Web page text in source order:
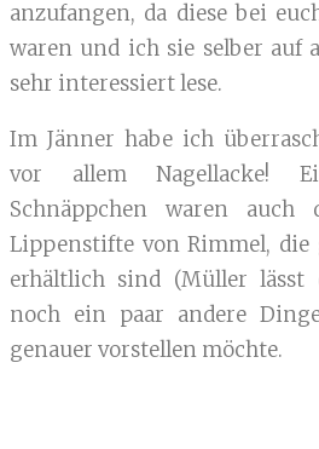
anzufangen, da diese bei
waren und ich sie selber auf
sehr interessiert lese.
Im Jänner habe ich
vor allem Nagellacke!
Schnäppchen waren auch
Lippenstifte von Rimmel, die
erhältlich sind (Müller
noch ein paar andere
genauer vorstellen möchte.